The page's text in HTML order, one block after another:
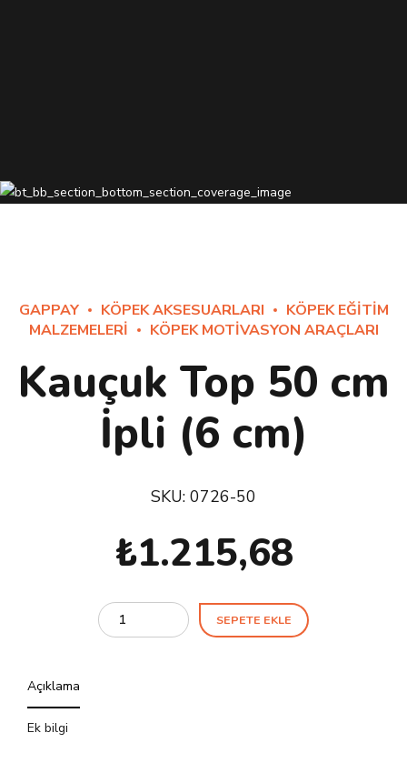
GAPPAY KÖPEK AKSESUARLARI
KÖPEK EĞITIM
MALZEMELERI
KÖPEK MOTIVASYON ARAÇLARI
Kauçuk Top 50 cm
İpli (6 cm)
SKU: 0726-50
₺1.215,68
Quantity SEPETE EKLE
Açıklama
Ek bilgi